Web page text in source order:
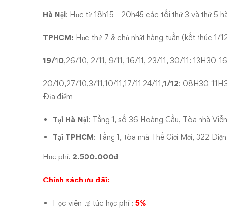
Hà Nội: Học từ 18h15 – 20h45 các tối thứ 3 và thứ 5
TPHCM: Học thứ 7 & chủ nhật hàng tuần (kết thúc 1/
19/10,26/10, 2/11, 9/11, 16/11, 23/11, 30/11: 13H30-
20/10,27/10,3/11,10/11,17/11,24/11,1/12: 08H30-
Địa điểm
Tại Hà Nội: Tầng 1, số 36 Hoàng Cầu, Tòa nhà
Tại TPHCM: Tầng 1, tòa nhà Thế Giới Mới, 322 Điện
Học phí: 2.500.000đ
Chính sách ưu đãi:
Học viên tự túc học phí : 5%